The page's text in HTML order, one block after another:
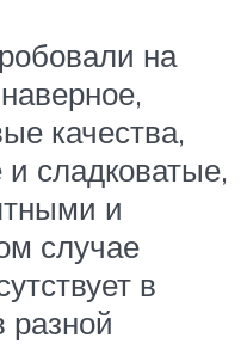
на
качества,
сладковатые,
и
случае
в
разной